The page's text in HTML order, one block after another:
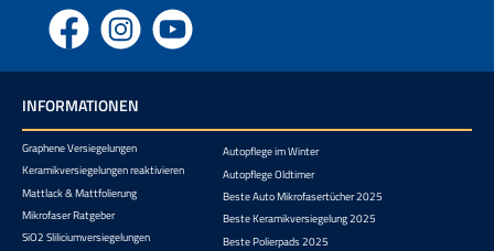
Facebook Instagram YouTube
INFORMATIONEN
Graphene Versiegelungen
Keramikversiegelungen reaktivieren
Mattlack & Mattfolierung
Mikrofaser Ratgeber
SiO2 Sliliciumversiegelungen
Autopflege im Winter
Autopflege Oldtimer
Beste Auto Mikrofasertücher 2025
Beste Keramikversiegelung 2025
Beste Polierpads 2025